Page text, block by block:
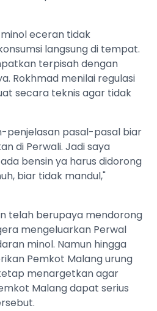
eceran tidak
langsung di tempat.
terpisah dengan
Rokhmad menilai regulasi
secara teknis agar tidak
penjelasan pasal-pasal biar
di Perwali. Jadi saya
bensin ya harus didorong
biar tidak mandul,"
telah berupaya mendorong
mengeluarkan Perwal
minol. Namun hingga
Pemkot Malang urung
menargetkan agar
Malang dapat serius